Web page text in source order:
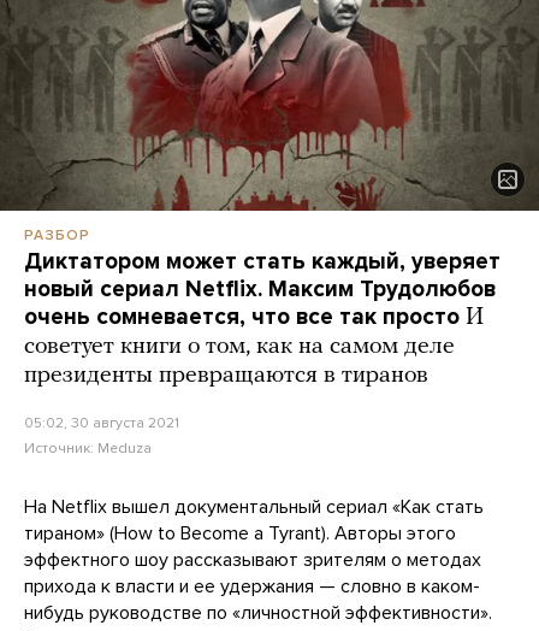
РАЗБОР
Диктатором может стать каждый, уверяет
новый сериал Netflix. Максим Трудолюбов
очень сомневается, что все так просто И
советует книги о том, как на самом деле
президенты превращаются в тиранов
05:02, 30 августа 2021
Источник: Meduza
На Netflix вышел документальный сериал «Как стать
тираном» (How to Become a Tyrant). Авторы этого
эффектного шоу рассказывают зрителям о методах
прихода к власти и ее удержания — словно в каком-
нибудь руководстве по «личностной эффективности».